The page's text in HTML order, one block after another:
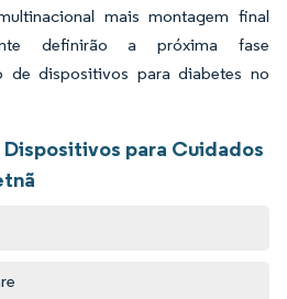
mais montagem final
definirão a próxima fase
de dispositivos para diabetes no
para Cuidados